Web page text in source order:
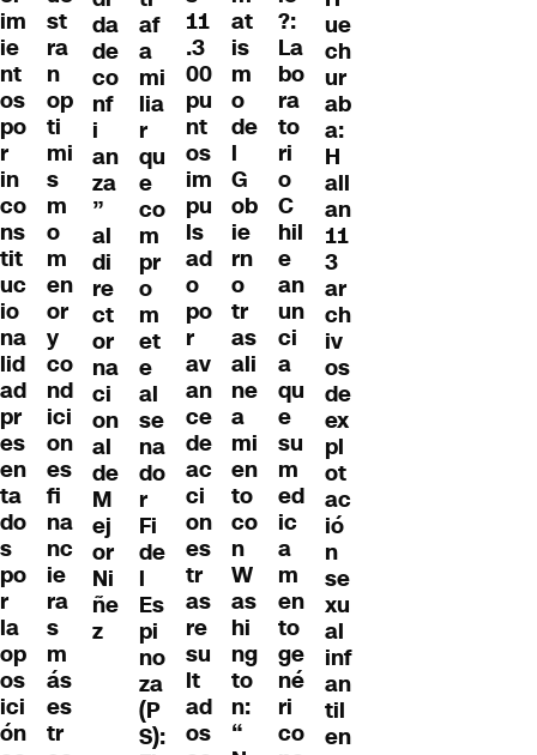
im
ie
nt
os
po
r
in
co
ns
tit
uc
io
na
lid
ad
pr
es
en
ta
do
s
po
r
la
op
os
ici
ón
st
ra
n
op
ti
mi
s
m
o
m
en
or
y
co
nd
ici
on
es
fi
na
nc
ie
ra
s
m
ás
es
tr
da
de
co
nf
i
an
za
”
al
di
re
ct
or
na
ci
on
al
de
M
ej
or
Ni
ñe
z
af
a
mi
lia
r
qu
e
co
m
pr
o
m
et
e
al
se
na
do
r
Fi
de
l
Es
pi
no
za
(P
S):
11
.3
00
pu
nt
os
im
pu
ls
ad
o
po
r
av
an
ce
de
ac
ci
on
es
tr
as
re
su
lt
ad
os
at
is
m
o
de
l
G
ob
ie
rn
o
tr
as
ali
ne
a
mi
en
to
co
n
W
as
hi
ng
to
n:
“
?:
La
bo
ra
to
ri
o
C
hil
e
an
un
ci
a
qu
e
su
m
ed
ic
a
m
en
to
ge
né
ri
co
ue
ch
ur
ab
a:
H
all
an
11
3
ar
ch
iv
os
de
ex
pl
ot
ac
ió
n
se
xu
al
inf
an
til
en